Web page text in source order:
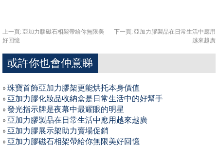
上一頁: 亞加力膠磁石相架帶給你無限美
好回憶
下一頁: 亞加力膠製品在日常生活中應用
越來越廣
或許你也會仲意睇
» 珠寶首飾亞加力膠架更能烘托本身價值
» 亞加力膠化妝品收納盒是日常生活中的好幫手
» 發光指示牌是夜幕中最耀眼的明星
» 亞加力膠製品在日常生活中應用越來越廣
» 亞加力膠展示架助力賣場促銷
» 亞加力膠磁石相架帶給你無限美好回憶